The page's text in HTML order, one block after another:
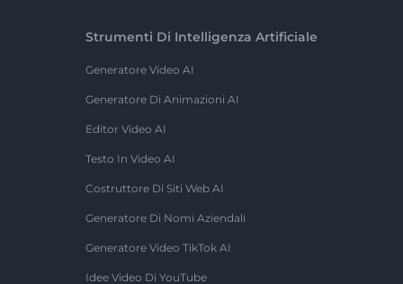
Strumenti Di Intelligenza Artificiale
Generatore Video AI
Generatore Di Animazioni AI
Editor Video AI
Testo In Video AI
Costruttore Di Siti Web AI
Generatore Di Nomi Aziendali
Generatore Video TikTok AI
Idee Video Di YouTube